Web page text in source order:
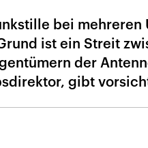
bei mehreren
ist ein Streit
der
gibt